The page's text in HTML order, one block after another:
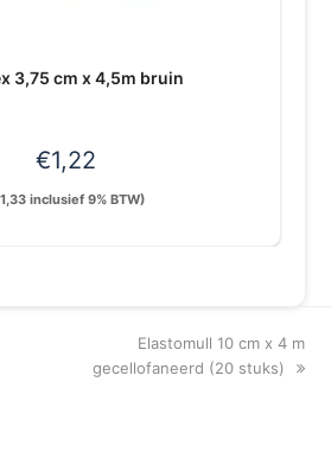
3,75 cm x 4,5m bruin
€1,22
1,33 inclusief 9% BTW)
next
post:
Elastomull 10 cm x 4 m
gecellofaneerd (20 stuks)